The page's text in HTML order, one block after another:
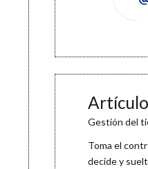
Gestión del
Toma el
decide y